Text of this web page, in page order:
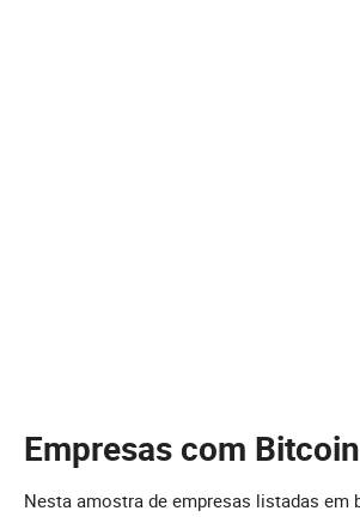
Empresas com
Nesta amostra de empresas listadas em